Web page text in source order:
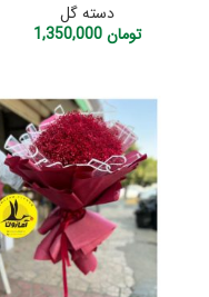
دسته گل
تومان